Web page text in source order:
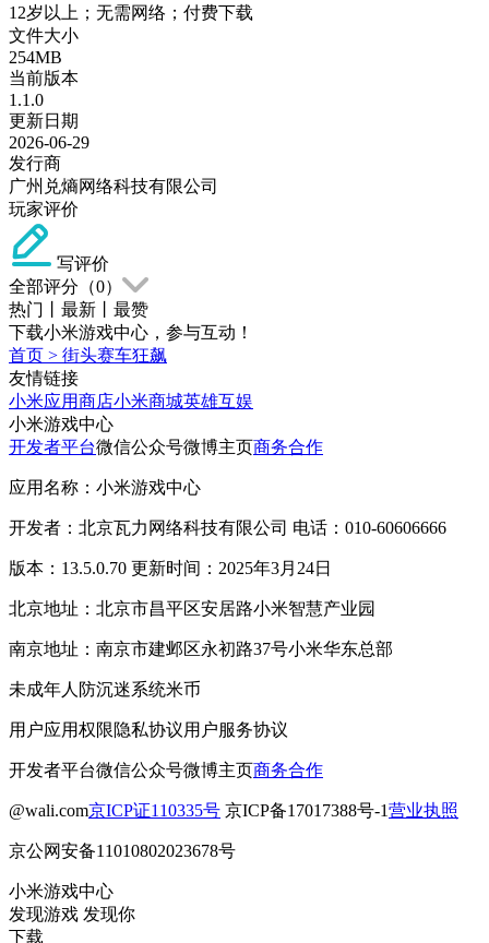
12岁以上；无需网络；付费下载
文件大小
254MB
当前版本
1.1.0
更新日期
2026-06-29
发行商
广州兑熵网络科技有限公司
玩家评价
写评价
全部评分（0）
热门
最新
最赞
下载小米游戏中心，参与互动！
首页 > 街头赛车狂飙
友情链接
小米应用商店小米商城英雄互娱
小米游戏中心
开发者平台微信公众号微博主页商务合作
应用名称：小米游戏中心
开发者：北京瓦力网络科技有限公司 电话：010-60606666
版本：13.5.0.70 更新时间：2025年3月24日
北京地址：北京市昌平区安居路小米智慧产业园
南京地址：南京市建邺区永初路37号小米华东总部
未成年人防沉迷系统米币
用户应用权限隐私协议用户服务协议
开发者平台微信公众号微博主页商务合作
@wali.com京ICP证110335号 京ICP备17017388号-1营业执照
京公网安备11010802023678号
小米游戏中心
发现游戏 发现你
下载